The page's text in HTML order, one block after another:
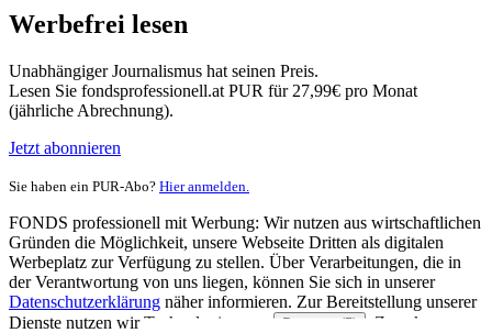
Werbefrei lesen
Unabhängiger Journalismus hat seinen Preis.
Lesen Sie fondsprofessionell.at PUR für 27,99€ pro Monat
(jährliche Abrechnung).
Jetzt abonnieren
Sie haben ein PUR-Abo? Hier anmelden.
FONDS professionell mit Werbung: Wir nutzen aus wirtschaftlichen
Gründen die Möglichkeit, unsere Webseite Dritten als digitalen
Werbeplatz zur Verfügung zu stellen. Über Verarbeitungen, die in
der Verantwortung von uns liegen, können Sie sich in unserer
Datenschutzerklärung näher informieren. Zur Bereitstellung unserer
Dienste nutzen wir Technologien von
Partnern (5)
. Zwecke: